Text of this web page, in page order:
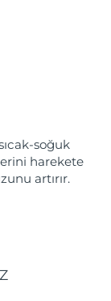
soğuk
harekete
artırır.